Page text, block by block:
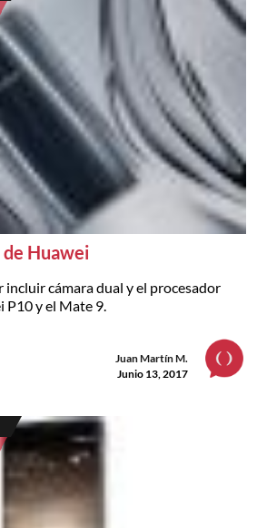
Huawei
incluir cámara dual y el procesador
P10 y el Mate 9.
Juan Martín M.
Junio 13, 2017